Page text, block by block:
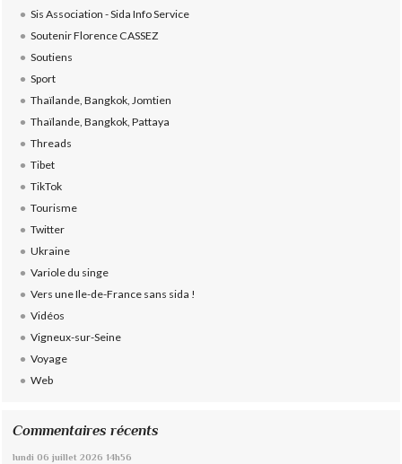
Sis Association - Sida Info Service
Soutenir Florence CASSEZ
Soutiens
Sport
Thaïlande, Bangkok, Jomtien
Thaïlande, Bangkok, Pattaya
Threads
Tibet
TikTok
Tourisme
Twitter
Ukraine
Variole du singe
Vers une Ile-de-France sans sida !
Vidéos
Vigneux-sur-Seine
Voyage
Web
Commentaires récents
lundi 06 juillet 2026 14h56